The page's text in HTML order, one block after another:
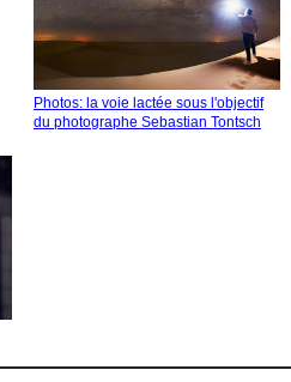
Photos: la voie lactée sous l'objectif
du photographe Sebastian Tontsch